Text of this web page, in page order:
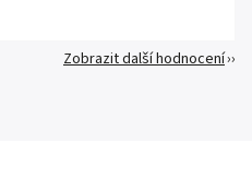
Zobrazit další hodnocení